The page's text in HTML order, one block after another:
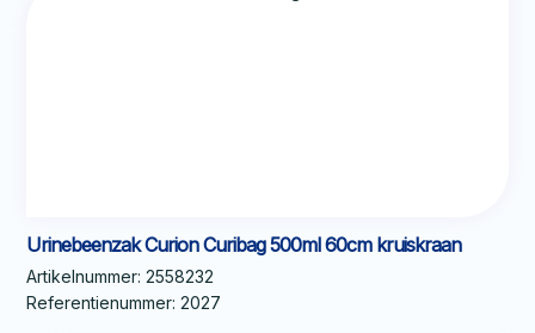
Urinebeenzak Curion Curibag 500ml 60cm kruiskraan
Artikelnummer: 2558232
Referentienummer: 2027